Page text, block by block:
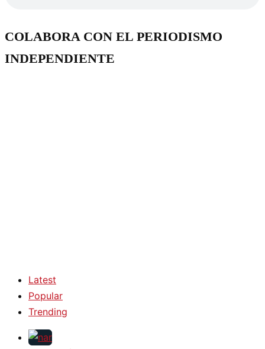
COLABORA CON EL PERIODISMO
INDEPENDIENTE
Latest
Popular
Trending